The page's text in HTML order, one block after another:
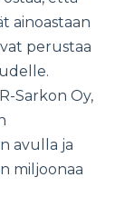
ainoastaan
perustaa
Sarkon Oy,
avulla ja
miljoonaa